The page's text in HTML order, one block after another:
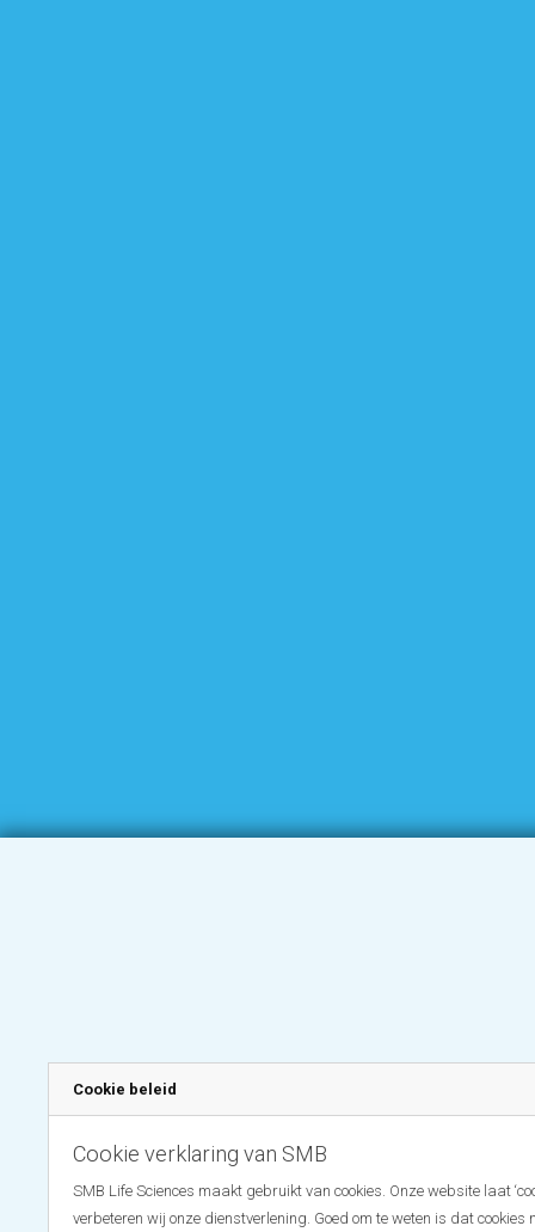
Cookie beleid
Cookie verklaring van SMB
SMB Life Sciences maakt gebruikt van cookies. Onze website laat
verbeteren wij onze dienstverlening. Goed om te weten is dat